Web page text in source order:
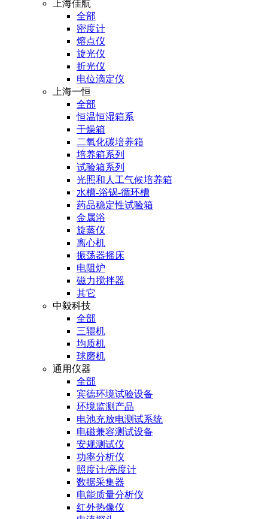
上海佳航
全部
密度计
熔点仪
旋光仪
折光仪
电位滴定仪
上海一恒
全部
恒温恒湿箱系
干燥箱
二氧化碳培养箱
培养箱系列
试验箱系列
光照和人工气候培养箱
水槽-浴锅-循环槽
药品稳定性试验箱
金属浴
旋蒸仪
离心机
振荡器摇床
电阻炉
磁力搅拌器
其它
中毅科技
全部
三辊机
均质机
球磨机
通用仪器
全部
宾德环境试验设备
环境监测产品
电池充放电测试系统
电磁兼容测试设备
安规测试仪
功率分析仪
照度计/亮度计
数据采集器
电能质量分析仪
红外热像仪